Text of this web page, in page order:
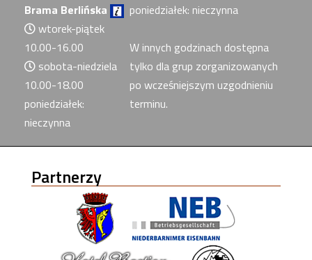
Brama Berlińska
wtorek-piątek
10.00-16.00
sobota-niedziela
10.00-18.00
poniedziałek:
nieczynna
poniedziałek: nieczynna
W innych godzinach dostępna
tylko dla grup zorganizowanych
po wcześniejszym uzgodnieniu
terminu.
Partnerzy